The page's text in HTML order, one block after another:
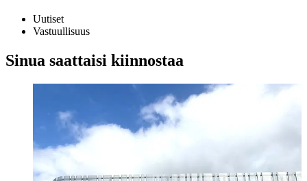
Uutiset
Vastuullisuus
Sinua saattaisi kiinnostaa